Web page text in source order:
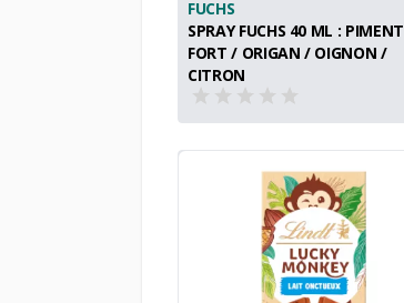
FUCHS
SPRAY FUCHS 40 ML : PIMENT
FORT / ORIGAN / OIGNON /
CITRON